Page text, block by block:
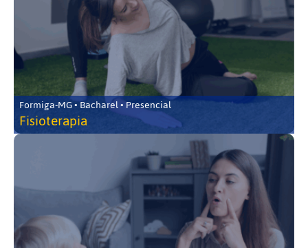
Formiga-MG • Bacharel • Presencial
Fisioterapia